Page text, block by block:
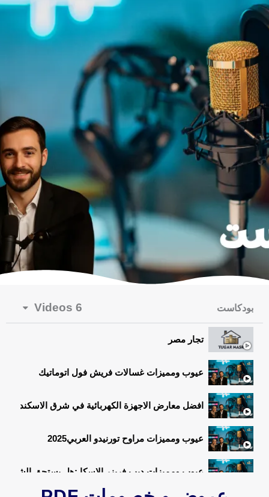
بودكاست 6 Videos
تجار مصر
عيوب ومميزات غسالات فريش فول اتوماتيك
افضل معارض الاجهزة الكهربائية في شرق الاسكندرية
عيوب ومميزات مراوح تورنيدو العربي2025
عيوب ومميزات ديب فريزر الاسكا :هل يستحق الشراء